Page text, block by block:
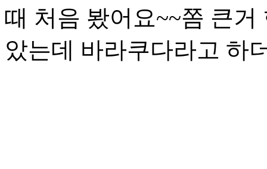
때 처음 봤어요~~쫌 큰
았는데 바라쿠다라고 하